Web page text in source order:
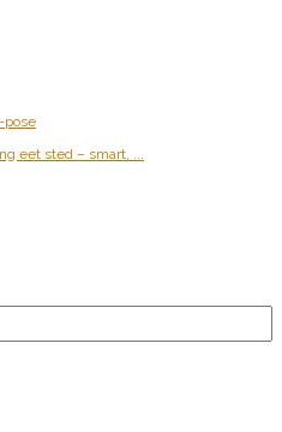
pose
eet sted – smart, ...